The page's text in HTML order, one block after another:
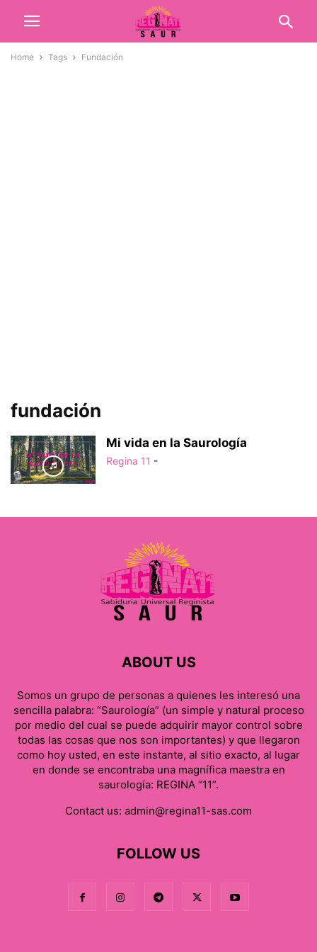
Home Tags Fundación
fundación
Mi vida en la Saurología
Regina 11 -
ABOUT US
Somos un grupo de personas a quienes les interesó una
sencilla palabra: “Saurología” (un simple y natural proceso
por medio del cual se puede adquirir mayor control sobre
todas las cosas que nos son importantes) y que llegaron
como hoy usted, en este instante, al sitio exacto, al lugar
en donde se encontraba una magnífica maestra en
saurología: REGINA “11”.
Contact us: admin@regina11-sas.com
FOLLOW US